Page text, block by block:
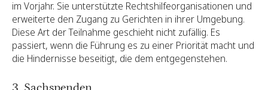
im Vorjahr. Sie unterstützte Rechtshilfeorganisationen und
erweiterte den Zugang zu Gerichten in ihrer Umgebung.
Diese Art der Teilnahme geschieht nicht zufällig. Es
passiert, wenn die Führung es zu einer Priorität macht und
die Hindernisse beseitigt, die dem entgegenstehen.